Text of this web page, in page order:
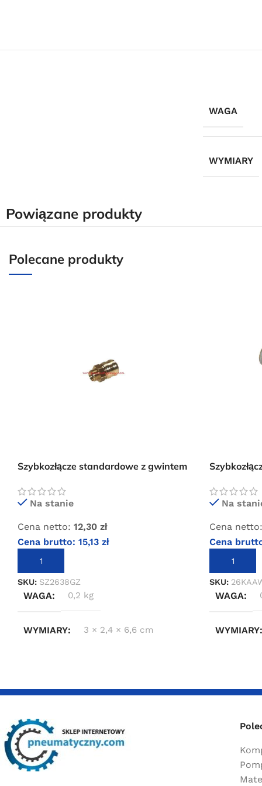
WAGA
WYMIARY
Powiązane produkty
Polecane produkty
Szybkozłącze standardowe z gwintem
Na stanie
Cena netto: 12,30 zł
Cena brutto: 15,13 zł
DODAJ DO KOSZYKA
SKU: SZ2638GZ
WAGA 0,2 kg
WYMIARY 3 × 2,4 × 6,6 cm
Na
Cena netto:
Cena
DODAJ DO
SKU:
WAGA
WYMIARY